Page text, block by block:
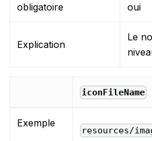
obligatoire oui
Explication
Le
iconFileName
Exemple
resources/